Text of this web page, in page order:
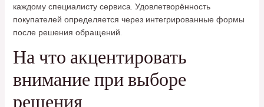
каждому специалисту сервиса. Удовлетворённость
покупателей определяется через интегрированные формы
после решения обращений.
На что акцентировать
внимание при выборе